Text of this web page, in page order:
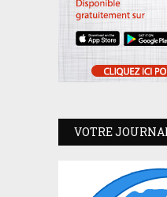
VOTRE